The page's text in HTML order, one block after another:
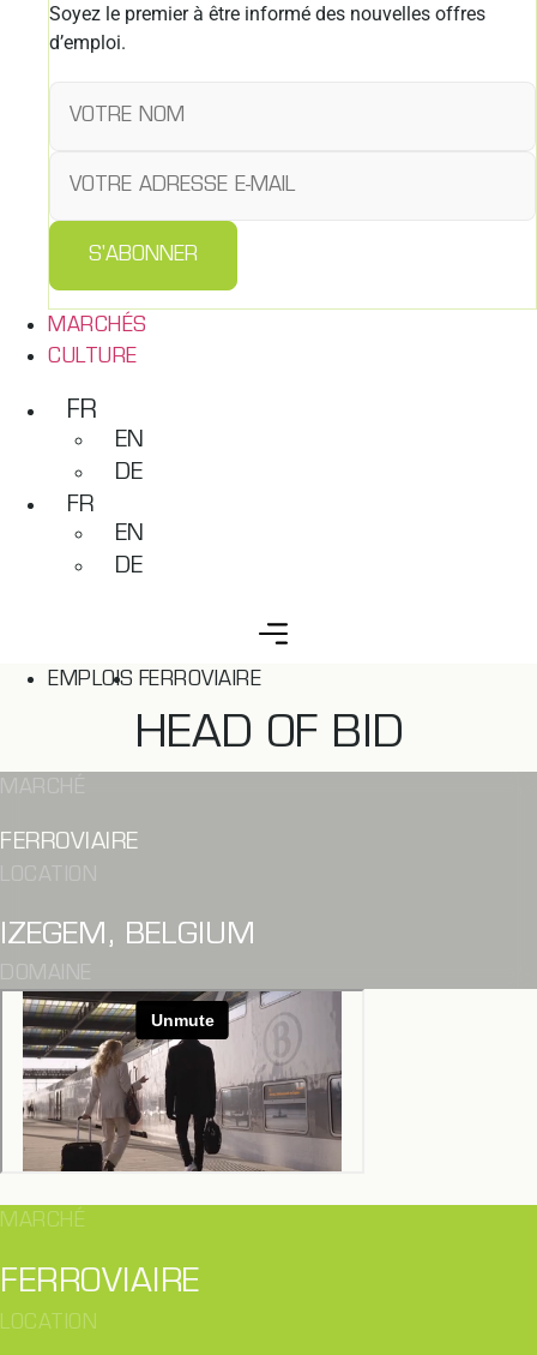
Soyez le premier à être informé des nouvelles offres
d’emploi.
S'ABONNER
MARCHÉS
CULTURE
FR
EN
DE
FR
EN
DE
EMPLOIS FERROVIAIRE
HEAD OF BID
FERROVIAIRE
IZEGEM, BELGIUM
MARCHÉ
FERROVIAIRE
LOCATION